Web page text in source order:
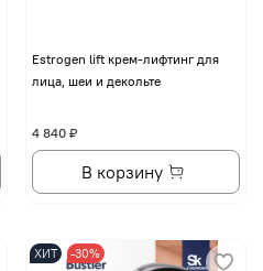
Еstrogen lift крем-лифтинг для
лица, шеи и декольте
4 840 ₽
В корзину
ХИТ -30%